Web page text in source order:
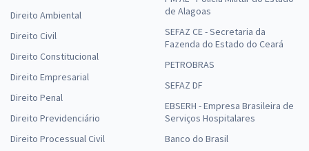
Direito Ambiental
Direito Civil
Direito Constitucional
Direito Empresarial
Direito Penal
Direito Previdenciário
Direito Processual Civil
de Alagoas
SEFAZ CE - Secretaria da
Fazenda do Estado do Ceará
PETROBRAS
SEFAZ DF
EBSERH - Empresa Brasileira de
Serviços Hospitalares
Banco do Brasil